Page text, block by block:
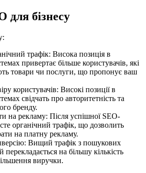
для бізнесу
трафік: Висока позиція в
привертає більше користувачів, які
товари чи послуги, що пропонує ваш
користувачів: Високі позиції в
свідчать про авторитетність та
бренду.
на рекламу: Після успішної SEO-
органічний трафік, що дозволить
на платну рекламу.
Вищий трафік з пошукових
перекладається на більшу кількість
виручки.